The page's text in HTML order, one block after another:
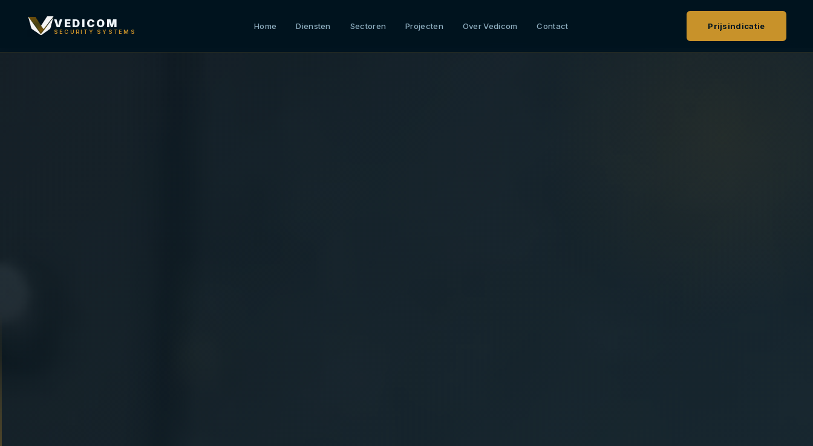
VEDICOM
SECURITY SYSTEMS
Home Diensten Sectoren Projecten Over Vedicom Contact Prijsindicatie